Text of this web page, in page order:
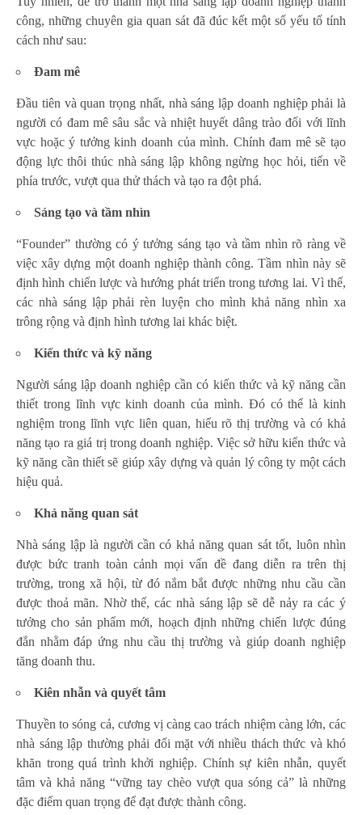
công, những chuyên gia quan sát đã đúc kết một số yếu tố tính
cách như sau:
Đam mê
Đầu tiên và quan trọng nhất, nhà sáng lập doanh nghiệp phải là
người có đam mê sâu sắc và nhiệt huyết dâng trào đối với lĩnh
vực hoặc ý tưởng kinh doanh của mình. Chính đam mê sẽ tạo
động lực thôi thúc nhà sáng lập không ngừng học hỏi, tiến về
phía trước, vượt qua thử thách và tạo ra đột phá.
Sáng tạo và tầm nhìn
“Founder” thường có ý tưởng sáng tạo và tầm nhìn rõ ràng về
việc xây dựng một doanh nghiệp thành công. Tầm nhìn này sẽ
định hình chiến lược và hướng phát triển trong tương lai. Vì thế,
các nhà sáng lập phải rèn luyện cho mình khả năng nhìn xa
trông rộng và định hình tương lai khác biệt.
Kiến thức và kỹ năng
Người sáng lập doanh nghiệp cần có kiến thức và kỹ năng cần
thiết trong lĩnh vực kinh doanh của mình. Đó có thể là kinh
nghiệm trong lĩnh vực liên quan, hiểu rõ thị trường và có khả
năng tạo ra giá trị trong doanh nghiệp. Việc sở hữu kiến thức và
kỹ năng cần thiết sẽ giúp xây dựng và quản lý công ty một cách
hiệu quả.
Khả năng quan sát
Nhà sáng lập là người cần có khả năng quan sát tốt, luôn nhìn
được bức tranh toàn cảnh mọi vấn đề đang diễn ra trên thị
trường, trong xã hội, từ đó nắm bắt được những nhu cầu cần
được thoả mãn. Nhờ thế, các nhà sáng lập sẽ dễ nảy ra các ý
tưởng cho sản phẩm mới, hoạch định những chiến lược đúng
đắn nhằm đáp ứng nhu cầu thị trường và giúp doanh nghiệp
tăng doanh thu.
Kiên nhẫn và quyết tâm
Thuyền to sóng cả, cương vị càng cao trách nhiệm càng lớn, các
nhà sáng lập thường phải đối mặt với nhiều thách thức và khó
khăn trong quá trình khởi nghiệp. Chính sự kiên nhẫn, quyết
tâm và khả năng “vững tay chèo vượt qua sóng cả” là những
đặc điểm quan trọng để đạt được thành công.